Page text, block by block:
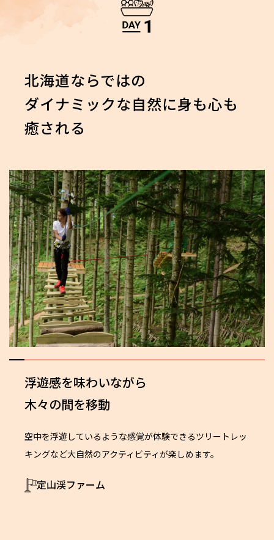
北海道ならではの
ダイナミックな自然に身も心も
癒される
浮遊感を味わいながら
木々の間を移動
空中を浮遊しているような感覚が体験できるツリートレッ
キングなど大自然のアクティビティが楽しめます。
定山渓ファーム